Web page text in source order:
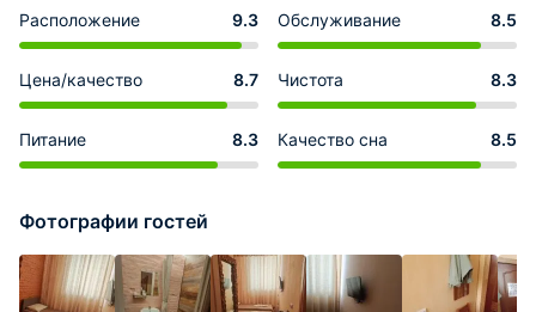
Расположение 9.3 Обслуживание 8.5
Цена/качество 8.7 Чистота 8.3
Питание 8.3 Качество сна 8.5
Фотографии гостей